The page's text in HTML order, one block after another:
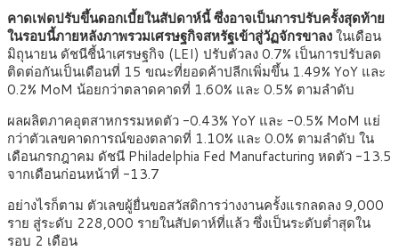
คาดเฟดปรับขึ้นดอกเบี้ยในสัปดาห์นี้ ซึ่งอาจเป็นการปรับครั้งสุดท้าย
ในรอบนี้ภายหลังภาพรวมเศรษฐกิจสหรัฐเข้าสู่วัฏจักรขาลงในเดือน
มิถุนายน ดัชนีชี้นำเศรษฐกิจ (LEI) ปรับตัวลง 0.7% เป็นการปรับลด
ติดต่อกันเป็นเดือนที่ 15 ขณะที่ยอดค้าปลีกเพิ่มขึ้น 1.49% YoY และ
0.2% MoM น้อยกว่าตลาดคาดที่ 1.60% และ 0.5% ตามลำดับ
ผลผลิตภาคอุตสาหกรรมหดตัว -0.43% YoY และ -0.5% MoM แย่
กว่าตัวเลขคาดการณ์ของตลาดที่ 1.10% และ 0.0% ตามลำดับ ใน
เดือนกรกฎาคม ดัชนี Philadelphia Fed Manufacturing หดตัว -13.5
จากเดือนก่อนหน้าที่ -13.7
อย่างไรก็ตาม ตัวเลขผู้ยื่นขอสวัสดิการว่างงานครั้งแรกลดลง 9,000
ราย สู่ระดับ 228,000 รายในสัปดาห์ที่แล้ว ซึ่งเป็นระดับต่ำสุดใน
รอบ 2 เดือน